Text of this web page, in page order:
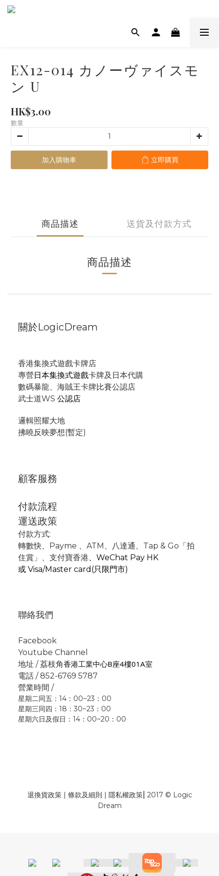
EX12-014 カノーヴァイスモ
ン U
HK$3.00
數量
加入購物車 立即購買
商品描述 送貨及付款方式
商品描述
關於LogicDream
香港集換式遊戲卡牌店
專營日本集換式遊戲卡牌及日本代購
數碼暴龍、海賊王卡牌比賽公認店
武士道WS 公認店
邏輯照耀大地
拂曉反映夢想(暫定)
顧客服務
付款流程
運送政策
付款方式:
轉數快、Payme 、 ATM 、
八達通、Tap & Go「拍
住賞」 、支付寶香港、 WeChat Pay HK
或 Visa/Master card(只限門市)
聯絡我們
Facebook
Youtube Channel
地址 / 荔枝角香港工業中心B座4樓01A室
電話 / 852-6769 5787
營業時間 /
星期二同五：14：00~23：00
星期三同四：18：30~23：00
星期六日及假日：14：00~20：00
退換貨政策| 條款及細則 | 隱私權政策| 2017 © Logic
Dream